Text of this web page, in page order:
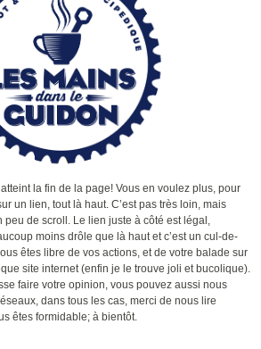
la fin de la page! Vous en voulez plus, pour
un lien, tout là haut. C’est pas très loin, mais
de scroll. Le lien juste à côté est légal,
moins drôle que là haut et c’est un cul-de-
êtes libre de vos actions, et de votre balade sur
site internet (enfin je le trouve joli et bucolique).
faire votre opinion, vous pouvez aussi nous
dans tous les cas, merci de nous lire
êtes formidable; à bientôt.